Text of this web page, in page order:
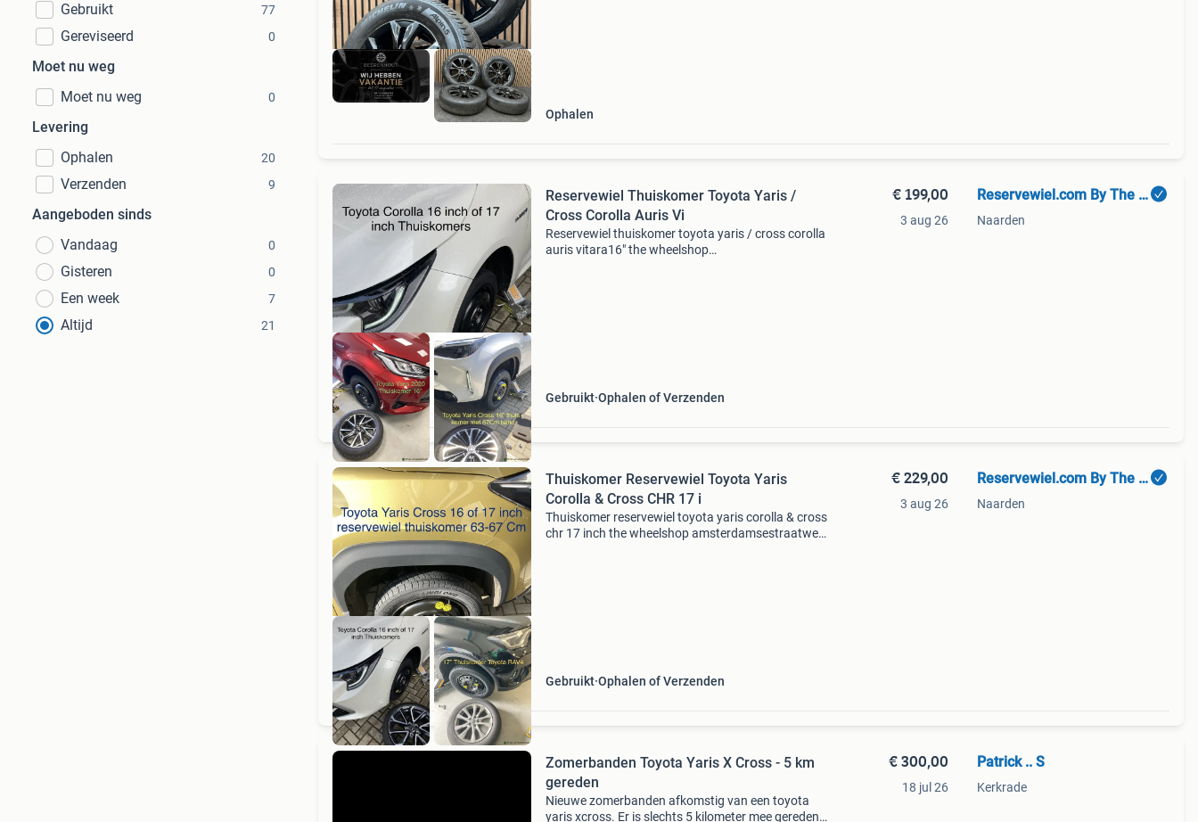
Gebruikt 77
Gereviseerd 0
Moet nu weg
Moet nu weg
0
Levering
Ophalen
20
Verzenden 9
Aangeboden sinds
Vandaag
0
Gisteren 0
Een week 7
Altijd 21
Ophalen
Reservewiel Thuiskomer Toyota Yaris /
Cross Corolla Auris Vi
Reservewiel thuiskomer toyota yaris / cross corolla
auris vitara16" the wheelshop
Gebruikt Ophalen of Verzenden
€ 199,00
3 aug 26
Reservewiel.com By The Wheelshop
Naarden
Thuiskomer Reservewiel Toyota Yaris
Corolla & Cross CHR 17 i
Thuiskomer reservewiel toyota yaris corolla & cross
chr 17 inch the wheelshop amsterdamsestraatweg
Gebruikt Ophalen of Verzenden
€ 229,00
3 aug 26
Reservewiel.com By The Wheelshop
Naarden
Zomerbanden Toyota Yaris X Cross - 5 km
gereden
Nieuwe zomerbanden afkomstig van een toyota
yaris xcross. Er is slechts 5 kilometer mee gereden,
€ 300,00
18 jul 26
Patrick .. S
Kerkrade